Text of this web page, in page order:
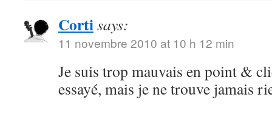
Cortisays:
11 novembre 2010 at 10 h 12 min
Je suis trop mauvais en point &
essayé, mais je ne trouve jamais